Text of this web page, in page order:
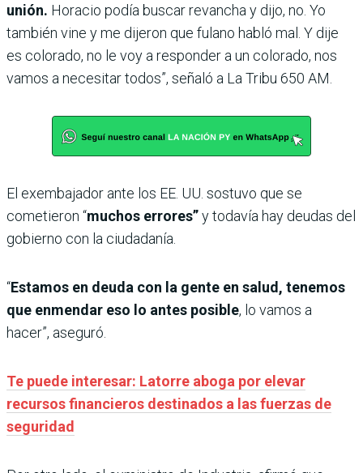
unión. Horacio podía buscar revancha y dijo, no. Yo
también vine y me dijeron que fulano habló mal. Y dije
es colorado, no le voy a responder a un colorado, nos
vamos a necesitar todos”, señaló a La Tribu 650 AM.
El exembajador ante los EE. UU. sostuvo que se
cometieron “muchos errores”y todavía hay deudas del
gobierno con la ciudadanía.
“Estamos en deuda con la gente en salud, tenemos
que enmendar eso lo antes posible, lo vamos a
hacer”, aseguró.
Te puede interesar: Latorre aboga por elevar
recursos financieros destinados a las fuerzas de
seguridad